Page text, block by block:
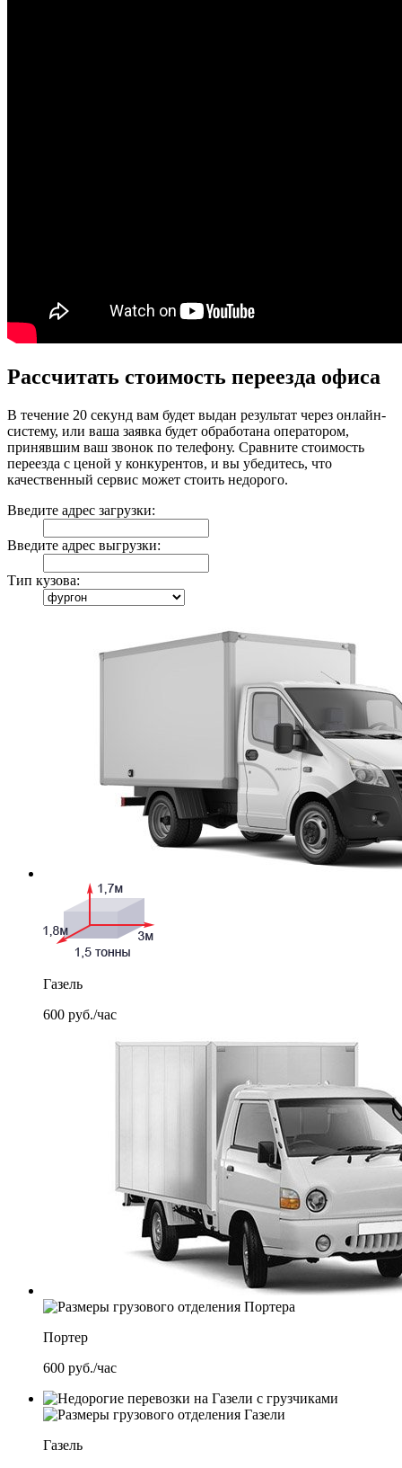
Рассчитать стоимость переезда офиса
В течение 20 секунд вам будет выдан результат через онлайн-
систему, или ваша заявка будет обработана оператором,
принявшим ваш звонок по телефону. Сравните стоимость
переезда с ценой у конкурентов, и вы убедитесь, что
качественный сервис может стоить недорого.
Введите адрес загрузки:
Введите адрес выгрузки:
Тип кузова:
Газель
600 руб./час
Портер
600 руб./час
Газель